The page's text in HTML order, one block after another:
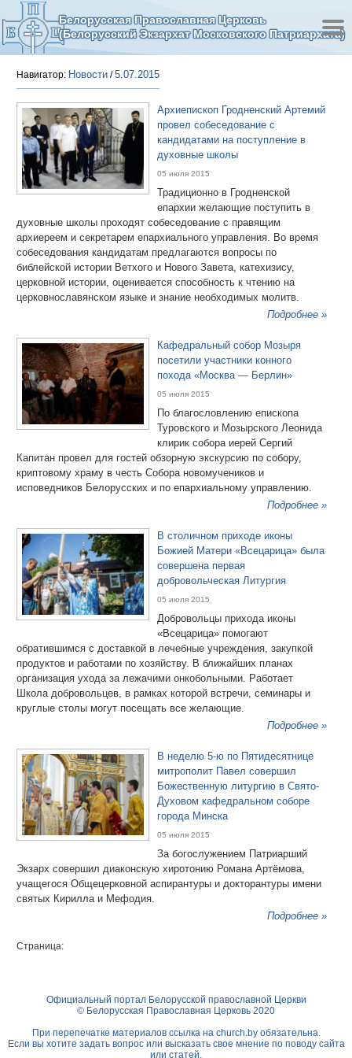
Белорусская Православная Церковь
(Белорусский Экзархат Московского Патриархата)
Навигатор: Новости /5.07.2015
Архиепископ Гродненский Артемий
провел собеседование с
кандидатами на поступление в
духовные школы
05 июля 2015
Традиционно в Гродненской
епархии желающие поступить в
духовные школы проходят собеседование с правящим
архиереем и секретарем епархиального управления. Во время
собеседования кандидатам предлагаются вопросы по
библейской истории Ветхого и Нового Завета, катехизису,
церковной истории, оценивается способность к чтению на
церковнославянском языке и знание необходимых молитв.
Подробнее »
Кафедральный собор Мозыря
посетили участники конного
похода «Москва — Берлин»
05 июля 2015
По благословлению епископа
Туровского и Мозырского Леонида
клирик собора иерей Сергий
Капитан провел для гостей обзорную экскурсию по собору,
криптовому храму в честь Собора новомучеников и
исповедников Белорусских и по епархиальному управлению.
Подробнее »
В столичном приходе иконы
Божией Матери «Всецарица» была
совершена первая
добровольческая Литургия
05 июля 2015
Добровольцы прихода иконы
«Всецарица» помогают
обратившимся с доставкой в лечебные учреждения, закупкой
продуктов и работами по хозяйству. В ближайших планах
организация ухода за лежачими онкобольными. Работает
Школа добровольцев, в рамках которой встречи, семинары и
круглые столы могут посещать все желающие.
Подробнее »
В неделю 5-ю по Пятидесятнице
митрополит Павел совершил
Божественную литургию в Свято-
Духовом кафедральном соборе
города Минска
05 июля 2015
За богослужением Патриарший
Экзарх совершил диаконскую хиротонию Романа Артёмова,
учащегося Общецерковной аспирантуры и докторантуры имени
святых Кирилла и Мефодия.
Подробнее »
Страница:
Официальный портал Белорусской православной Церкви
© Белорусская Православная Церковь 2020
При перепечатке материалов ссылка на church.byобязательна.
Если вы хотите задать вопрос или высказать свое мнение по поводу сайта
или статей,